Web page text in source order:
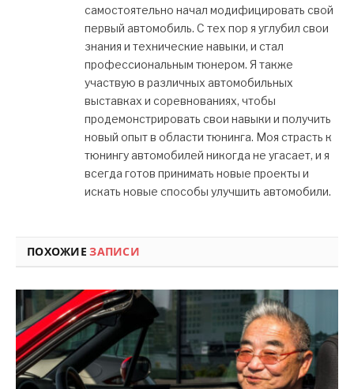
самостоятельно начал модифицировать свой
первый автомобиль. С тех пор я углубил свои
знания и технические навыки, и стал
профессиональным тюнером. Я также
участвую в различных автомобильных
выставках и соревнованиях, чтобы
продемонстрировать свои навыки и получить
новый опыт в области тюнинга. Моя страсть к
тюнингу автомобилей никогда не угасает, и я
всегда готов принимать новые проекты и
искать новые способы улучшить автомобили.
ПОХОЖИЕЗАПИСИ